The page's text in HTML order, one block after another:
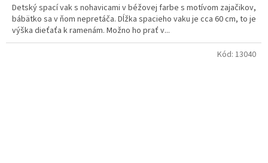
hviezdičiek.
Detský spací vak s nohavicami v béžovej farbe s motívom zajačikov,
bábätko sa v ňom nepretáča. Dĺžka spacieho vaku je cca 60 cm, to je
výška dieťaťa k ramenám. Možno ho prať v...
Kód: 13040